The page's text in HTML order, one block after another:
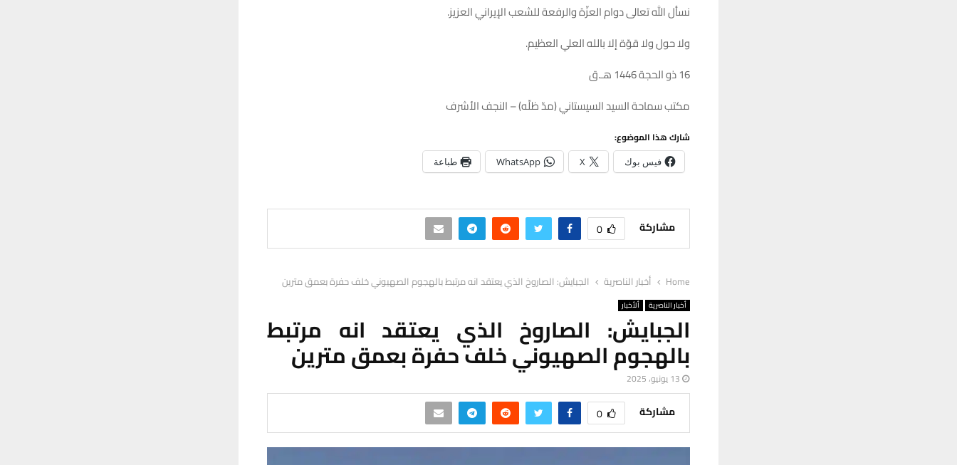
نسأل الله تعالى دوام العزّة والرفعة للشعب الإيراني العزيز.
ولا حول ولا قوّة إلا بالله العلي العظيم.
16 ذو الحجة 1446 هـ.ق
مكتب سماحة السيد السيستاني (مدّ ظلّه) – النجف الأشرف
شارك هذا الموضوع:
فيس بوك X
WhatsApp طباعة
مشاركة 0
Home أخبار الناصرية الجبايش: الصاروخ الذي يعتقد انه مرتبط بالهجوم الصهيوني خلف حفرة بعمق مترين
أخبار الناصرية ألأخبار
الجبايش: الصاروخ الذي يعتقد انه مرتبط
بالهجوم الصهيوني خلف حفرة بعمق مترين
13 يونيو، 2025
مشاركة 0